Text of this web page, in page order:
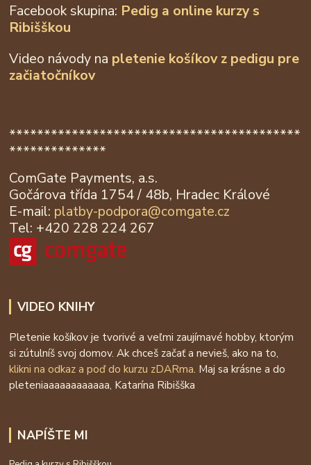
Facebook skupina: Pedig a online kurzy s
Ribišškou
Video návody na pletenie košíkov z pedigu pre
začiatočníkov
******************************************
**************
ComGate Payments, a.s.
Gočárova třída 1754 / 48b, Hradec Králové
E-mail: platby-podpora@comgate.cz
Tel: +420 228 224 267
VIDEO KNIHY
Pletenie košíkov je tvorivé a veľmi zaujímavé hobby, ktorým
si zútulníš svoj domov. Ak chceš začať a nevieš, ako na to,
klikni na odkaz a poď do kurzu zDARma. Maj sa krásne a do
pleteniaaaaaaaaaaaa, Katarína Ribišška
NAPÍŠTE MI